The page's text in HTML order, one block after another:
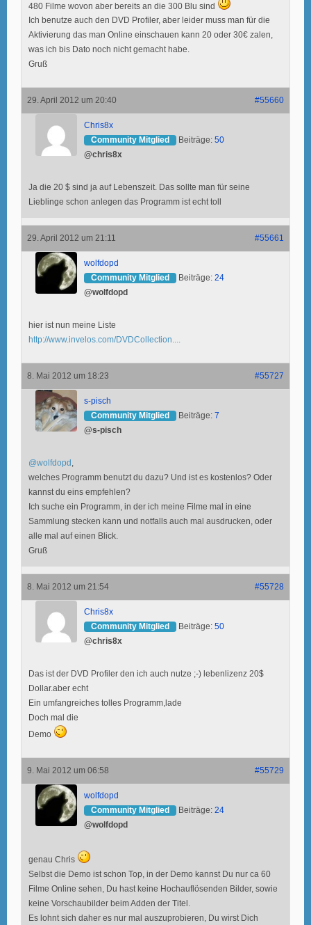
480 Filme wovon aber bereits an die 300 Blu sind
Ich benutze auch den DVD Profiler, aber leider muss man für die
Aktivierung das man Online einschauen kann 20 oder 30€ zalen,
was ich bis Dato noch nicht gemacht habe.
Gruß
29. April 2012 um 20:40 #55660
Chris8x
Community Mitglied
Beiträge: 50
@chris8x
Ja die 20 $ sind ja auf Lebenszeit. Das sollte man für seine
Lieblinge schon anlegen das Programm ist echt toll
29. April 2012 um 21:11 #55661
wolfdopd
Community Mitglied
Beiträge: 24
@wolfdopd
hier ist nun meine Liste
http://www.invelos.com/DVDCollection....
8. Mai 2012 um 18:23 #55727
s-pisch
Community Mitglied
Beiträge: 7
@s-pisch
@wolfdopd ,
welches Programm benutzt du dazu? Und ist es kostenlos? Oder
kannst du eins empfehlen?
Ich suche ein Programm, in der ich meine Filme mal in eine
Sammlung stecken kann und notfalls auch mal ausdrucken, oder
alle mal auf einen Blick.
Gruß
8. Mai 2012 um 21:54 #55728
Chris8x
Community Mitglied
Beiträge: 50
@chris8x
Das ist der DVD Profiler den ich auch nutze ;-) lebenlizenz 20$
Dollar.aber echt
Ein umfangreiches tolles Programm,lade
Doch mal die
Demo
9. Mai 2012 um 06:58 #55729
wolfdopd
Community Mitglied
Beiträge: 24
@wolfdopd
genau Chris
Selbst die Demo ist schon Top, in der Demo kannst Du nur ca 60
Filme Online sehen, Du hast keine Hochauflösenden Bilder, sowie
keine Vorschaubilder beim Adden der Titel.
Es lohnt sich daher es nur mal auszuprobieren, Du wirst Dich